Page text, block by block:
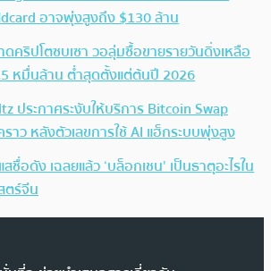
อาจพุ่งสูงถึง $130 ล้าน
ดคริปโตซบเซา วอลุ่มซื้อขายรายวันดิ่งเหลือ
หมื่นล้าน ต่ำสุดตั้งแต่ต้นปี 2026
ประกาศระงับให้บริการ Bitcoin Swap
าว หลังตัวเลขการใช้ AI แฮ็กระบบพุ่งสูง
ชื่อดัง เฉลยแล้ว ‘บล็อกเชน’ เป็นธาตุอะไรใน
ตร์จีน